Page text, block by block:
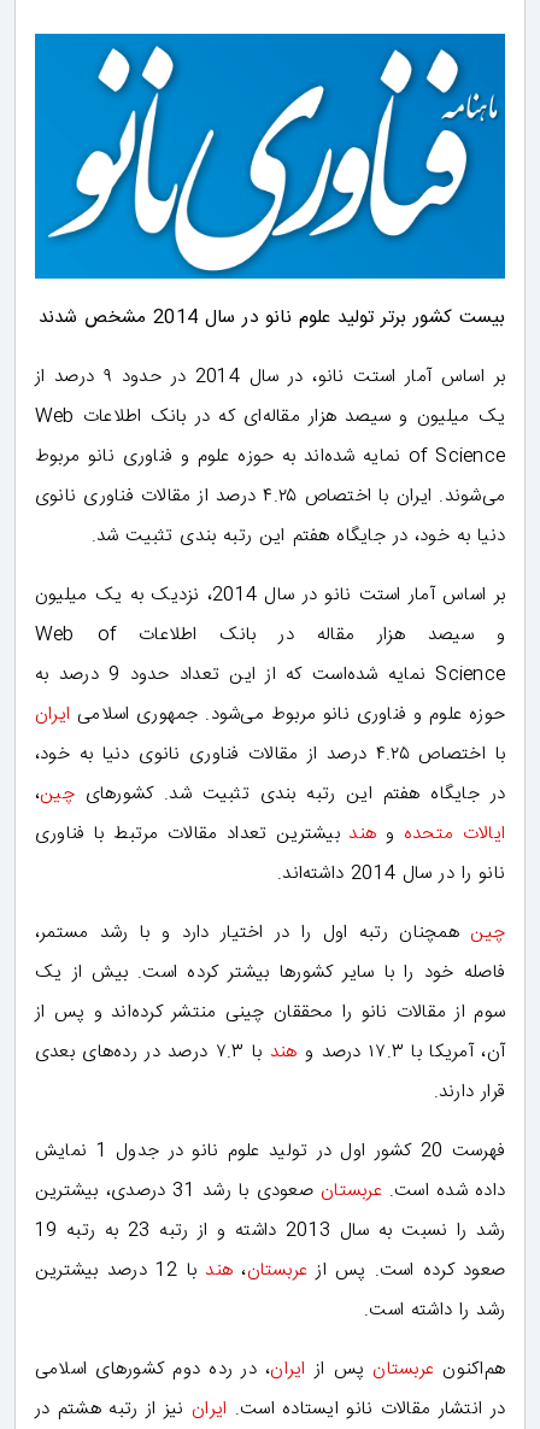
بیست کشور برتر تولید علوم نانو در سال 2014 مشخص شدند
بر اساس آمار استت نانو، در سال 2014 در حدود ۹ درصد از
یک میلیون و سیصد هزار مقاله‌ای که در بانک اطلاعات Web
of Science نمایه شده‌اند به حوزه علوم و فناوری نانو مربوط
می‌شوند. ایران با اختصاص ۴.۲۵ درصد از مقالات فناوری نانوی
دنیا به خود، در جایگاه هفتم این رتبه بندی تثبیت شد.
بر اساس آمار استت نانو در سال 2014، نزدیک به یک میلیون
و سیصد هزار مقاله در بانک اطلاعات Web of
Science نمایه شده‌است که از این تعداد حدود 9 درصد به
حوزه علوم و فناوری نانو مربوط می‌شود. جمهوری اسلامی ایران
با اختصاص ۴.۲۵ درصد از مقالات فناوری نانوی دنیا به خود،
در جایگاه هفتم این رتبه بندی تثبیت شد. کشورهایچین،
ایالات متحده و هندبیشترین تعداد مقالات مرتبط با فناوری
نانو را در سال 2014 داشته‌اند.
چینهمچنان رتبه اول را در اختیار دارد و با رشد مستمر،
فاصله خود را با سایر کشورها بیشتر کرده است. بیش از یک
سوم از مقالات نانو را محققان چینی منتشر کرده‌اند و پس از
آن، آمریکا با ۱۷.۳ درصد و
هند
با ۷.۳ درصد در رده‌های بعدی
قرار دارند.
فهرست 20 کشور اول در تولید علوم نانو در جدول 1 نمایش
داده شده است.عربستان
صعودی با رشد 31 درصدی، بیشترین
رشد را نسبت به سال 2013 داشته و از رتبه 23 به رتبه 19
صعود کرده است. پس از عربستان، هند
با 12 درصد بیشترین
رشد را داشته است.
هم‌اکنون عربستان پس از ایران، در رده دوم کشورهای اسلامی
در انتشار مقالات نانو ایستاده است. ایران نیز از رتبه هشتم در